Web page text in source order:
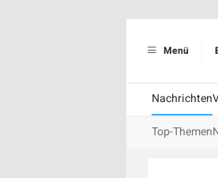
Menü
Nachrichten
Top-Themen